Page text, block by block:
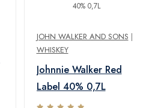
JOHN WALKER AND SONS |
WHISKEY
Johnnie Walker Red
Label 40% 0,7L